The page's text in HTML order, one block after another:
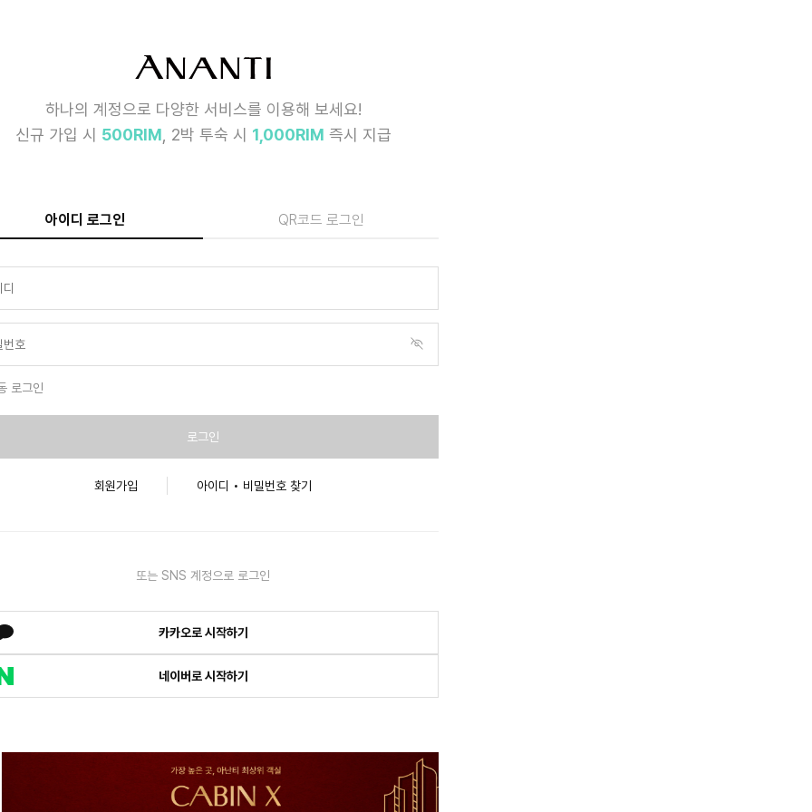
하나의 계정으로 다양한 서비스를 이용해 보세요!
신규 가입 시 500RIM, 2박 투숙 시 1,000RIM 즉시 지급
아이디 로그인 QR코드 로그인
로그인
로그인
회원가입 아이디 • 비밀번호 찾기
또는 SNS 계정으로 로그인
카카오로 시작하기
네이버로 시작하기